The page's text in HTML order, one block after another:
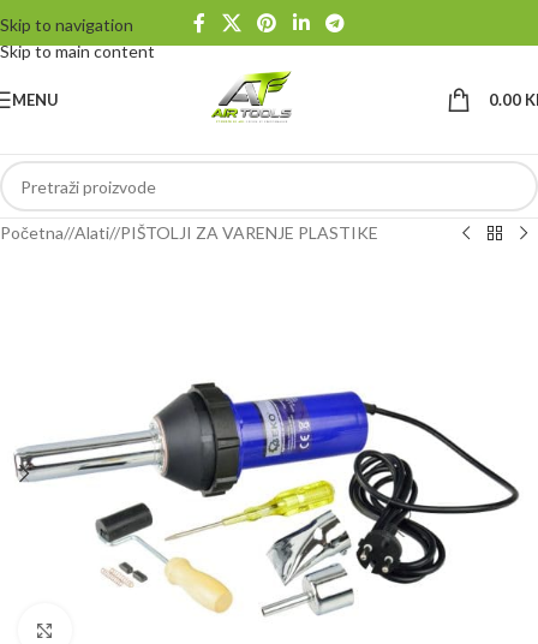
Skip to navigation
Skip to main content
MENU 0.00
Početna/ Alati/ PIŠTOLJI ZA VARENJE PLASTIKE